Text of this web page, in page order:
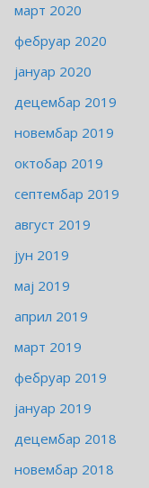
март 2020
фебруар 2020
јануар 2020
децембар 2019
новембар 2019
октобар 2019
септембар 2019
август 2019
јун 2019
мај 2019
април 2019
март 2019
фебруар 2019
јануар 2019
децембар 2018
новембар 2018